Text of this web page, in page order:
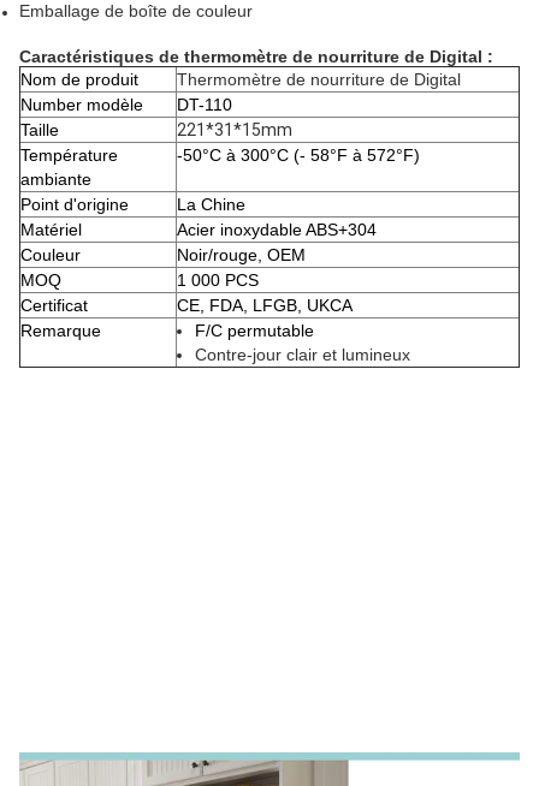
Emballage de boîte de couleur
Caractéristiques de thermomètre de nourriture de Digital :
Nom de produit
Thermomètre de nourriture de Digital
Number modèle
DT-110
Taille
221*31*15mm
Température
ambiante
-50°C à 300°C (- 58°F à 572°F)
Point d'origine
La Chine
Matériel
Acier inoxydable ABS+304
Couleur
Noir/rouge, OEM
MOQ
1 000 PCS
Certificat
CE, FDA, LFGB, UKCA
Remarque
F/C permutable
Contre-jour clair et lumineux